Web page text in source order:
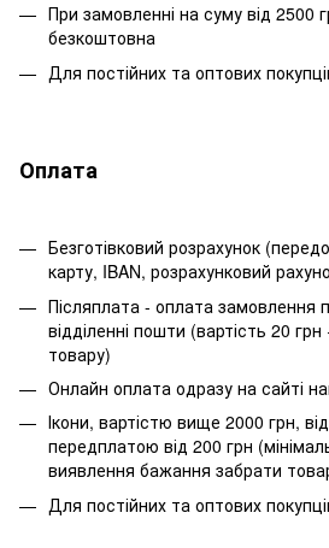
При замовленні на суму від 2500
безкоштовна
Для постійних та оптових
Оплата
Безготівковий розрахунок
карту, IBAN, розрахунковий
Післяплата - оплата замовлення
відділенні пошти (вартість 20 грн
товару)
Онлайн оплата одразу на сайті
Ікони, вартістю вище 2000 грн,
передплатою від 200 грн
виявлення бажання забрати
Для постійних та оптових